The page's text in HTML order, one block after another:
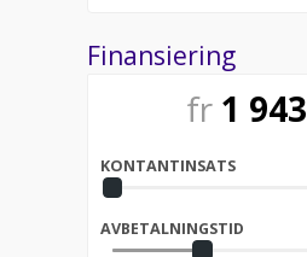
Finansiering
fr 1 943
KONTANTINSATS
AVBETALNINGSTID